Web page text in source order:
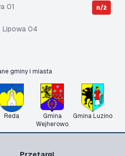
01 n/ż
Lipowa 04
gminy i miasta
Reda
Gmina
Wejherowo
Gmina Luzino